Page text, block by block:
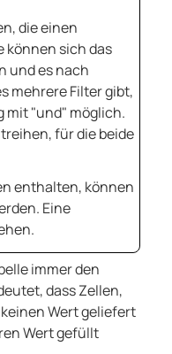
die einen
können sich das
und es nach
mehrere Filter gibt,
mit "und" möglich.
für die beide
enthalten, können
Eine
immer den
dass Zellen,
Wert geliefert
Wert gefüllt